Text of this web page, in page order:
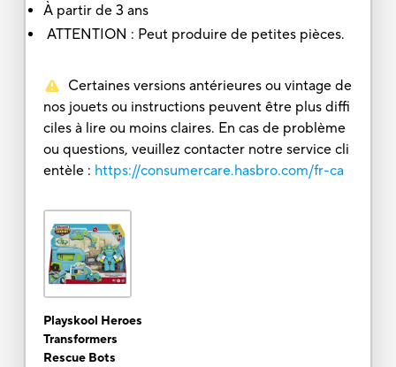
À partir de 3 ans
ATTENTION : Peut produire de petites pièces.
Certaines versions antérieures ou vintage de
nos jouets ou instructions peuvent être plus diffi
ciles à lire ou moins claires. En cas de problème
ou questions, veuillez contacter notre service cli
entèle : https://consumercare.hasbro.com/fr-ca
Playskool Heroes
Transformers
Rescue Bots